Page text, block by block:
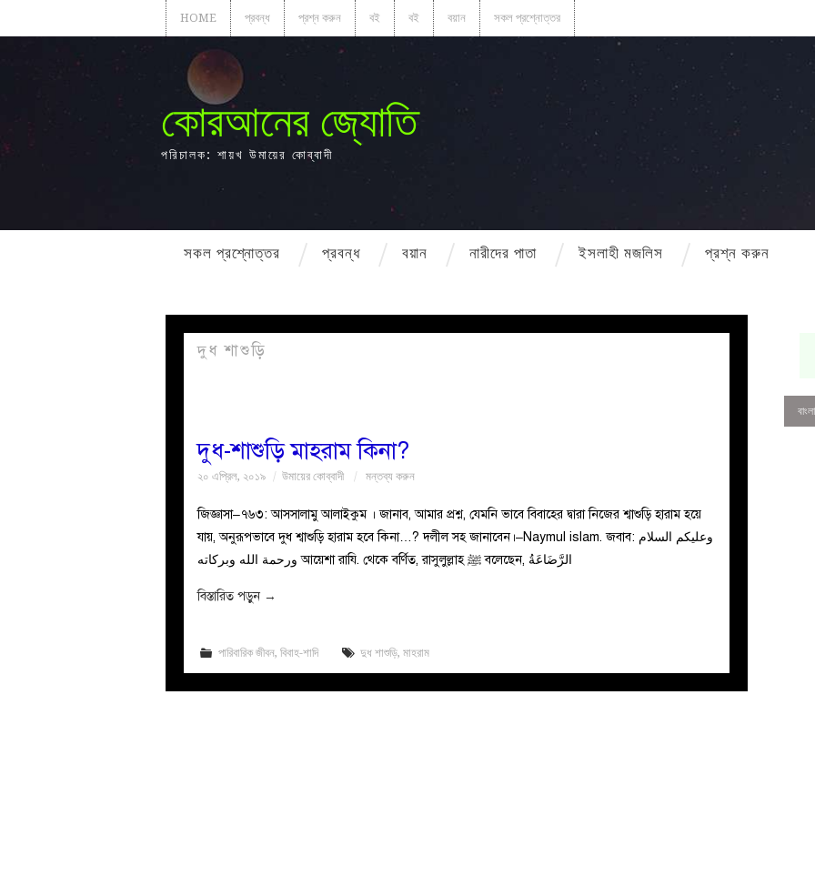
HOME প্রবন্ধ প্রশ্ন করুন বই বই বয়ান সকল প্রশ্নোত্তর
কোরআনের জ্যোতি
পরিচালক: শায়খ উমায়ের কোব্বাদী
সকল প্রশ্নোত্তর প্রবন্ধ বয়ান নারীদের পাতা ইসলাহী মজলিস প্রশ্ন করুন
দুধ শাশুড়ি
দুধ-শাশুড়ি মাহরাম কিনা?
২০ এপ্রিল, ২০১৯ উমায়ের কোব্বাদী মন্তব্য করুন
জিজ্ঞাসা–৭৬৩: আসসালামু আলাইকুম । জানাব, আমার প্রশ্ন, যেমনি ভাবে বিবাহের দ্বারা নিজের শ্বাশুড়ি হারাম হয়ে
যায়, অনুরূপভাবে দুধ শ্বাশুড়ি হারাম হবে কিনা…? দলীল সহ জানাবেন।–Naymul islam. জবাব: وعليكم السلام
ورحمة الله وبركاته আয়েশা রাযি. থেকে বর্ণিত, রাসুলুল্লাহ ﷺ বলেছেন, الرَّضَاعَةُ
বিস্তারিত পড়ুন →
পারিবারিক জীবন,বিবাহ-শাদি দুধ শাশুড়ি,মাহরাম